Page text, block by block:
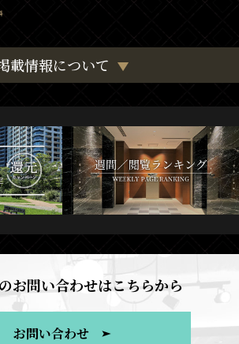
載情報について
お問い合わせはこちらから
お問い合わせ